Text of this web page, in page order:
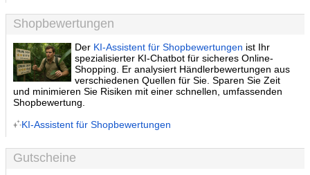
Shopbewertungen
Der KI-Assistent für Shopbewertungen ist Ihr
spezialisierter KI-Chatbot für sicheres Online-
Shopping. Er analysiert Händlerbewertungen aus
verschiedenen Quellen für Sie. Sparen Sie Zeit
und minimieren Sie Risiken mit einer schnellen, umfassenden
Shopbewertung.
KI-Assistent für Shopbewertungen
Gutscheine